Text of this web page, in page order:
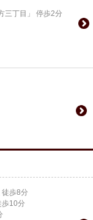
三丁目」 停歩2分
徒歩8分
歩10分